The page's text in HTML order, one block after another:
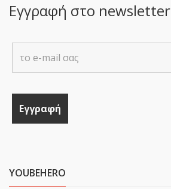
Εγγραφή στο newsletter
YOUBEHERO